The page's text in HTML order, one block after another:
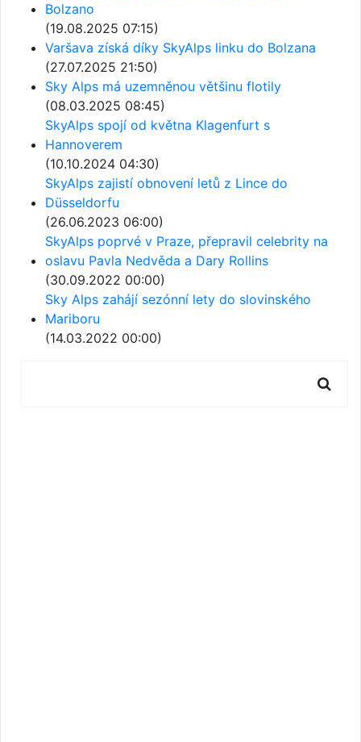
Bolzano
(19.08.2025 07:15)
Varšava získá díky SkyAlps linku do Bolzana
(27.07.2025 21:50)
Sky Alps má uzemněnou většinu flotily
(08.03.2025 08:45)
SkyAlps spojí od května Klagenfurt s
Hannoverem
(10.10.2024 04:30)
SkyAlps zajistí obnovení letů z Lince do
Düsseldorfu
(26.06.2023 06:00)
SkyAlps poprvé v Praze, přepravil celebrity na
oslavu Pavla Nedvěda a Dary Rollins
(30.09.2022 00:00)
Sky Alps zahájí sezónní lety do slovinského
Mariboru
(14.03.2022 00:00)